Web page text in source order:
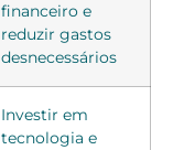
financeiro e
reduzir gastos
desnecessários
Investir em
tecnologia e